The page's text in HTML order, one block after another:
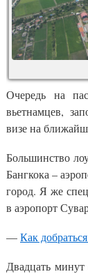
Очередь на
вьетнамцев,
визе на
Большинство
Бангкока –
город. Я же
в аэропорт
—Как
Двадцать